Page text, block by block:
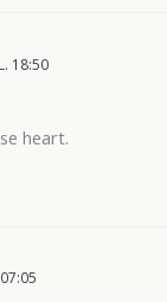
18:50
heart.